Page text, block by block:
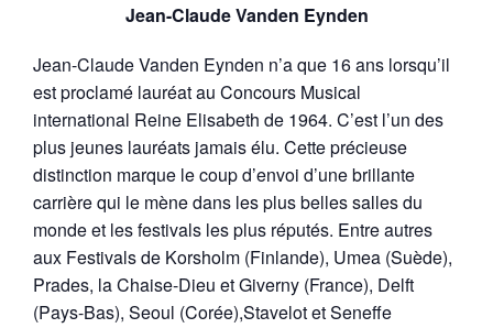
Jean-Claude Vanden Eynden
Jean-Claude Vanden Eynden n’a que 16 ans lorsqu’il
est proclamé lauréat au Concours Musical
international Reine Elisabeth de 1964. C’est l’un des
plus jeunes lauréats jamais élu. Cette précieuse
distinction marque le coup d’envoi d’une brillante
carrière qui le mène dans les plus belles salles du
monde et les festivals les plus réputés. Entre autres
aux Festivals de Korsholm (Finlande), Umea (Suède),
Prades, la Chaise-Dieu et Giverny (France), Delft
(Pays-Bas), Seoul (Corée),Stavelot et Seneffe